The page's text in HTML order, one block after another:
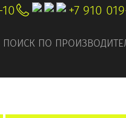
ПОИСК ПО
+7 910